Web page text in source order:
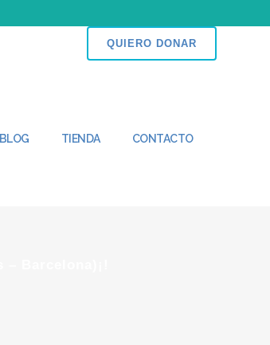
QUIERO DONAR
BLOG TIENDA CONTACTO